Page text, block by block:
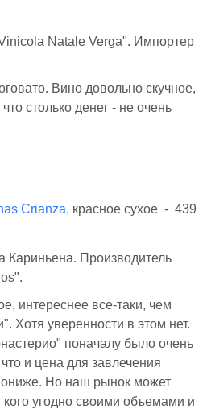
Natale Verga". Импортер
Вино довольно скучное,
столько денег - не очень
Crianza, красное сухое - 439
Кариньена. Производитель
интереснее все-таки, чем
Хотя уверенности в этом нет.
поначалу было очень
и цена для завлечения
Но наш рынок может
кого угодно своими объемами и